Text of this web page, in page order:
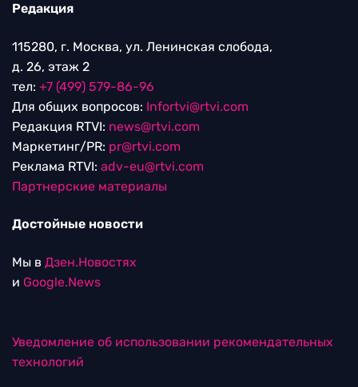
Редакция
115280, г. Москва, ул. Ленинская слобода,
д. 26, этаж 2
тел: +7 (499) 579-86-96
Для общих вопросов: Infortvi@rtvi.com
Редакция RTVI: news@rtvi.com
Маркетинг/PR: pr@rtvi.com
Реклама RTVI: adv-eu@rtvi.com
Партнерские материалы
Достойные новости
Мы в Дзен.Новостях
и Google.News
Уведомление об использовании рекомендательных
технологий